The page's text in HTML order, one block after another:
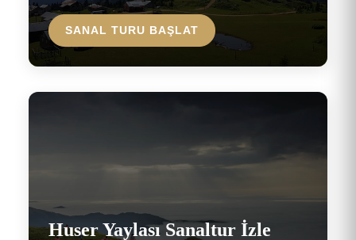
SANAL TURU BAŞLAT
Huser Yaylası Sanaltur İzle